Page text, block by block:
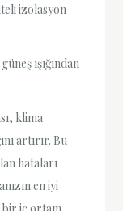
izolasyon
ışığından
klima
artırır. Bu
hataları
en iyi